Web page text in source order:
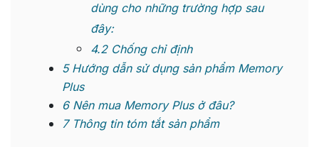
dùng cho những trường hợp sau
đây:
4.2Chống chỉ định
5Hướng dẫn sử dụng sản phẩm Memory
Plus
6Nên mua Memory Plus ở đâu?
7Thông tin tóm tắt sản phẩm